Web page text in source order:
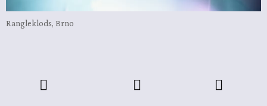
Rangleklods, Brno